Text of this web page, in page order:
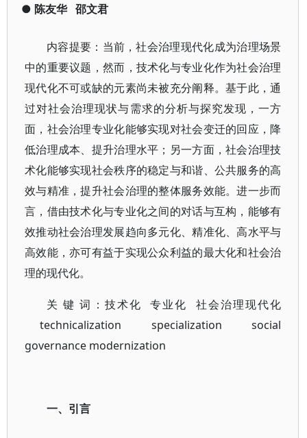
● 陈友华 邵文君
内容提要：当前，社会治理现代化成为治理场景
中的重要议题，然而，技术化与专业化作为社会治理
现代化不可或缺的元素尚未被充分阐释。基于此，通
过对社会治理现状与需求的分析与探究发现，一方
面，社会治理专业化能够实现对社会变迁的回应，降
低治理成本、提升治理水平；另一方面，社会治理技
术化能够实现社会秩序的稳定与和谐、公共服务的高
效与精准，提升社会治理的整体服务效能。进一步而
言，借由技术化与专业化之间的对话与互构，能够有
效推动社会治理发展趋向多元化、精准化、高水平与
高效能，亦可有益于实现公众利益的最大化和社会治
理的现代化。
关 键 词：技术化 专业化 社会治理现代化
technicalization specialization social
governance modernization
一、引言